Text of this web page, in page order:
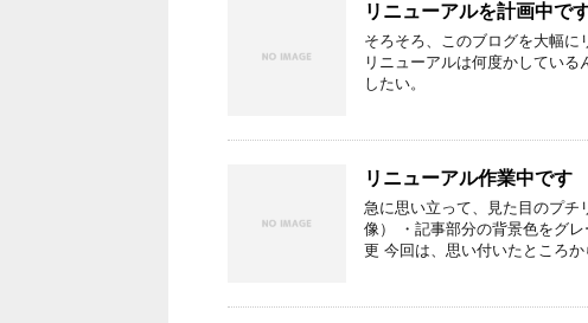
リニューアルを計画中で
そろそろ、このブログを大幅に
リニューアルは何度かしてい
したい。
リニューアル作業中です
急に思い立って、見た目のプチ
像） ・記事部分の背景色をグ
更 今回は、思い付いたところ